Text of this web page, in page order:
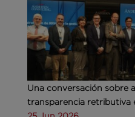
Una conversación sobre
transparencia retributiva